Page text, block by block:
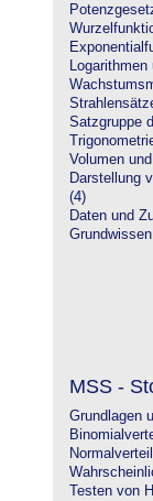
Satzgruppe
Volumen
Darstellung
(4)
Daten und
MSS -
Grundlagen
Testen von